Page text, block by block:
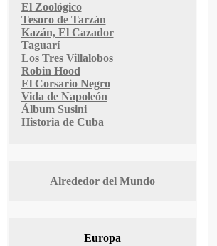
El Zoológico
Tesoro de Tarzán
Kazán, El Cazador
Taguarí
Los Tres Villalobos
Robin Hood
El Corsario Negro
Vida de Napoleón
Álbum Susini
Historia de Cuba
Alrededor del Mundo
Europa